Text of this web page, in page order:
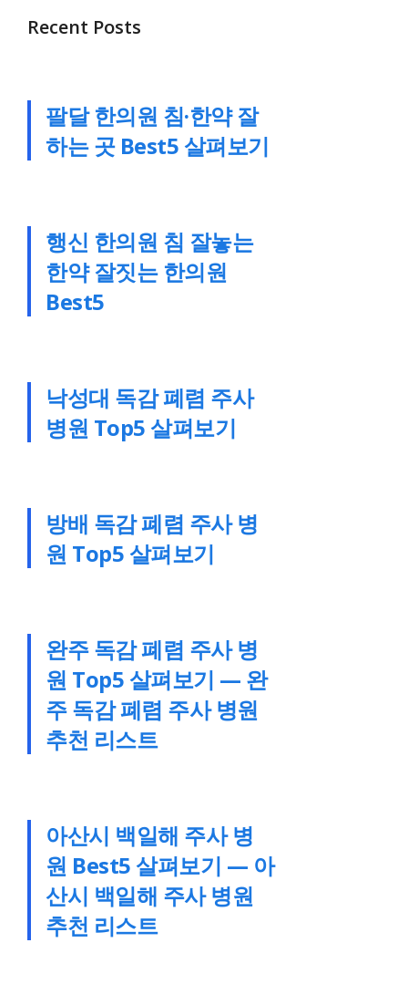
Recent Posts
팔달 한의원 침·한약 잘
하는 곳 Best5 살펴보기
행신 한의원 침 잘놓는
한약 잘짓는 한의원
Best5
낙성대 독감 폐렴 주사
병원 Top5 살펴보기
방배 독감 폐렴 주사 병
원 Top5 살펴보기
완주 독감 폐렴 주사 병
원 Top5 살펴보기 — 완
주 독감 폐렴 주사 병원
추천 리스트
아산시 백일해 주사 병
원 Best5 살펴보기 — 아
산시 백일해 주사 병원
추천 리스트